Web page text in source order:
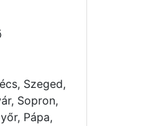
Szeged,
Sopron,
Pápa,